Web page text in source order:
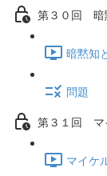
第３０回 暗
暗黙知
問題
第３１回 マ
マイケ